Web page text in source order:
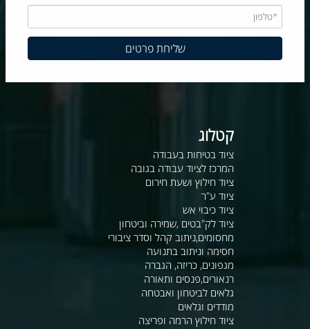
קטלוג
ציוד בטיחות בעבודה
המרכז לציוד עבודה בגובה
ציוד חילוץ ושעת חירום
ציוד ע"ר
ציוד כיבוי אש
ציוד לק"בטים ,שמירה וביטחון
מחסומים,ניתוב קהל וסדר ציבורי
חסימה וניתוב בתנועה
מגפונים, כריזה, הגברה
רנאורים,פנסים ותאורה
גלאים לביטחון ואבטחה
מודדים וגלאים
ציוד חילוץ הרמה ופריצה